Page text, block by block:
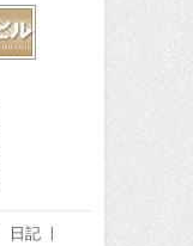
日記 |